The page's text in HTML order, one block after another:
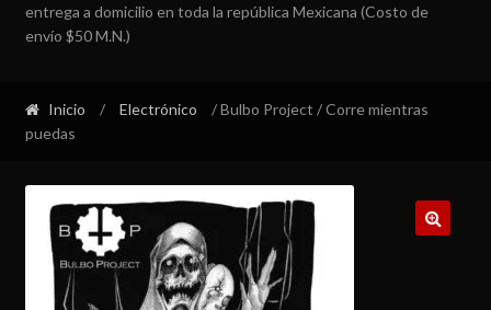
entrega a domicilio en toda la república Mexicana (Costo de
envío $50 M.N.)
Inicio / Electrónico
/ Bulbo Project / Corre mientras
puedas